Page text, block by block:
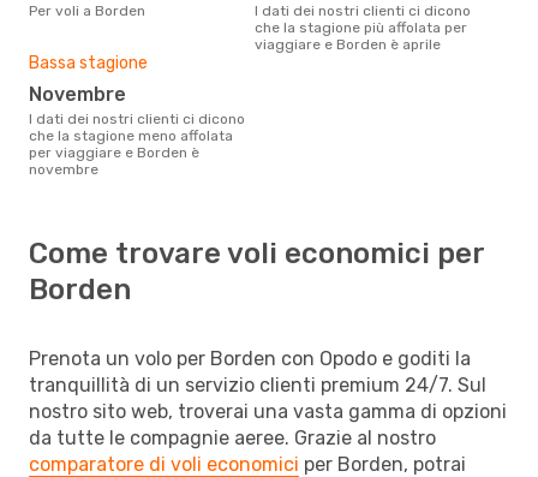
Per voli a Borden
I dati dei nostri clienti ci dicono
che la stagione più affolata per
viaggiare e Borden è aprile
Bassa stagione
novembre
I dati dei nostri clienti ci dicono
che la stagione meno affolata
per viaggiare e Borden è
novembre
Come trovare voli economici per
Borden
Prenota un volo per Borden con Opodo e goditi la
tranquillità di un servizio clienti premium 24/7. Sul
nostro sito web, troverai una vasta gamma di opzioni
da tutte le compagnie aeree. Grazie al nostro
comparatore di voli economici per Borden, potrai